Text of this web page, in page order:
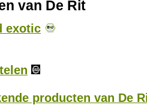
van De Rit
exotic
producten van De